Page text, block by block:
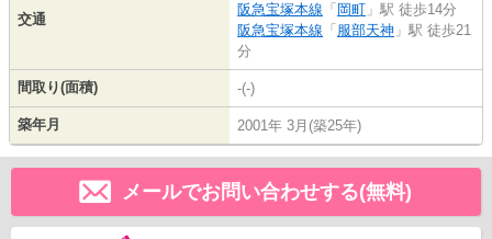
交通
阪急宝塚本線 「 岡町 」駅 徒歩14分
阪急宝塚本線 「 服部天神 」駅 徒歩21
分
間取り(面積) -(-)
築年月 2001年 3月(築25年)
メールでお問い合わせする(無料)